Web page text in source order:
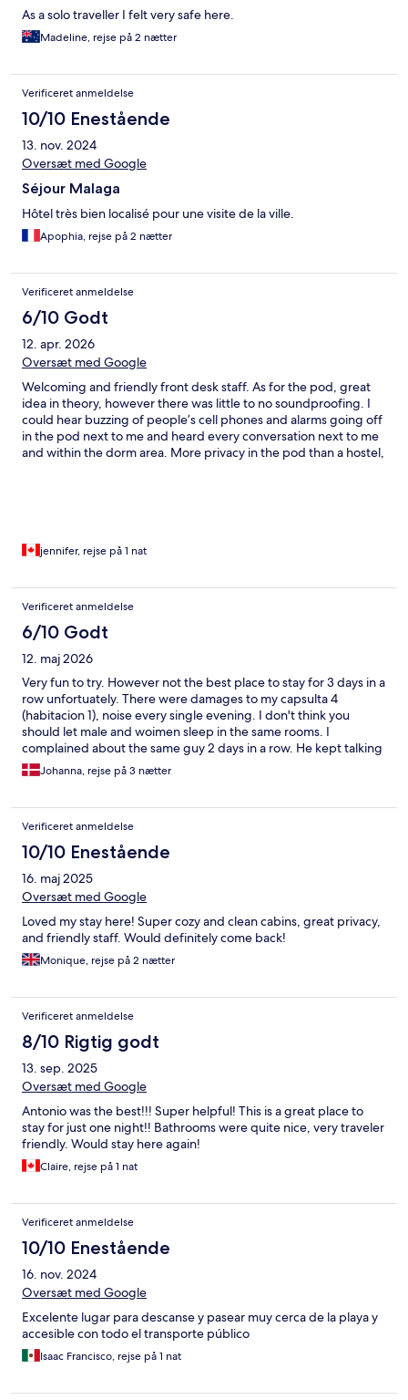
As a solo traveller I felt very safe here.
Madeline, rejse på 2 nætter
Verificeret anmeldelse
10/10 Enestående
13. nov. 2024
Oversæt med Google
Séjour Malaga
Hôtel très bien localisé pour une visite de la ville.
Apophia, rejse på 2 nætter
Verificeret anmeldelse
6/10 Godt
12. apr. 2026
Oversæt med Google
Welcoming and friendly front desk staff. As for the pod, great
idea in theory, however there was little to no soundproofing. I
could hear buzzing of people’s cell phones and alarms going off
in the pod next to me and heard every conversation next to me
and within the dorm area. More privacy in the pod than a hostel,
jennifer, rejse på 1 nat
Verificeret anmeldelse
6/10 Godt
12. maj 2026
Very fun to try. However not the best place to stay for 3 days in a
row unfortuately. There were damages to my capsulta 4
(habitacion 1), noise every single evening. I don't think you
should let male and woimen sleep in the same rooms. I
complained about the same guy 2 days in a row. He kept talking
on his phone until 2 in the morning. Not fair for the rest of us.
The female receptionist were so friendly and kind and all in all
nights refunded. I would like to come back and give it a chance
again
Johanna, rejse på 3 nætter
Verificeret anmeldelse
10/10 Enestående
16. maj 2025
Oversæt med Google
Loved my stay here! Super cozy and clean cabins, great privacy,
and friendly staff. Would definitely come back!
Monique, rejse på 2 nætter
Verificeret anmeldelse
8/10 Rigtig godt
13. sep. 2025
Oversæt med Google
Antonio was the best!!! Super helpful! This is a great place to
stay for just one night!! Bathrooms were quite nice, very traveler
friendly. Would stay here again!
Claire, rejse på 1 nat
Verificeret anmeldelse
10/10 Enestående
16. nov. 2024
Oversæt med Google
Excelente lugar para descanse y pasear muy cerca de la playa y
accesible con todo el transporte público
Isaac Francisco, rejse på 1 nat